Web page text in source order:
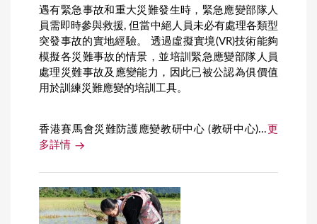
遇有緊急事故和重大災難發生時，緊急應變部隊人
員需即時參與救援, 但當中絕人員未必有處理各類型
突發事故的實地經驗。 透過虛擬實境(VR)技術能夠
模擬各災難事故的情景，並培訓緊急應變部隊人員
處理災難事故及應變能力，因此已被公認為俱價值
用於訓練災難應變的培訓工具。
香港賽馬會災難防護應變教研中心 (教研中心)... 更
多詳情